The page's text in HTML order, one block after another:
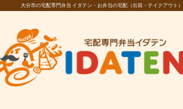
大分市の宅配専門弁当 イダテン・お弁当の宅配（出前・テイクアウト